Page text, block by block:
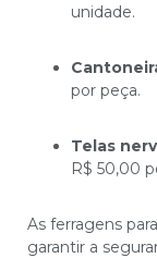
unidade.
por peça.
Telas
R$ 50,00
As ferragens
garantir a